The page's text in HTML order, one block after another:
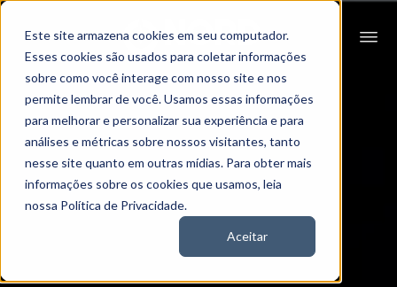
Este site armazena cookies em seu computador.
Esses cookies são usados para coletar informações
sobre como você interage com nosso site e nos
permite lembrar de você. Usamos essas informações
para melhorar e personalizar sua experiência e para
análises e métricas sobre nossos visitantes, tanto
nesse site quanto em outras mídias. Para obter mais
informações sobre os cookies que usamos, leia
nossa Política de Privacidade.
Aceitar